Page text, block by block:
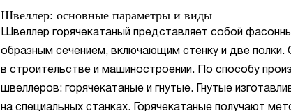
Швеллер: основные параметры и виды
Швеллер горячекатаный представляет собой
образным сечением, включающим стенку и две полки.
в строительстве и машиностроении. По способу
швеллеров: горячекатаные и гнутые. Гнутые
на специальных станках. Горячекатаные получают